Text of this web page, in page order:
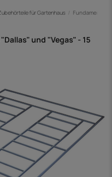
für Gartenhaus Fundament für
und "Vegas" - 15